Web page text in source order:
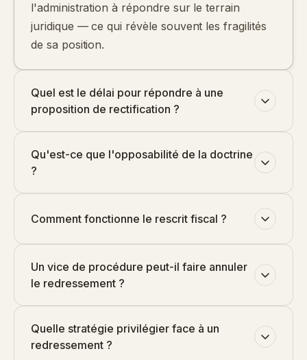
l'administration à répondre sur le terrain
juridique — ce qui révèle souvent les fragilités
de sa position.
Quel est le délai pour répondre à une
proposition de rectification ?
Qu'est-ce que l'opposabilité de la doctrine
?
Comment fonctionne le rescrit fiscal ?
Un vice de procédure peut-il faire annuler
le redressement ?
Quelle stratégie privilégier face à un
redressement ?